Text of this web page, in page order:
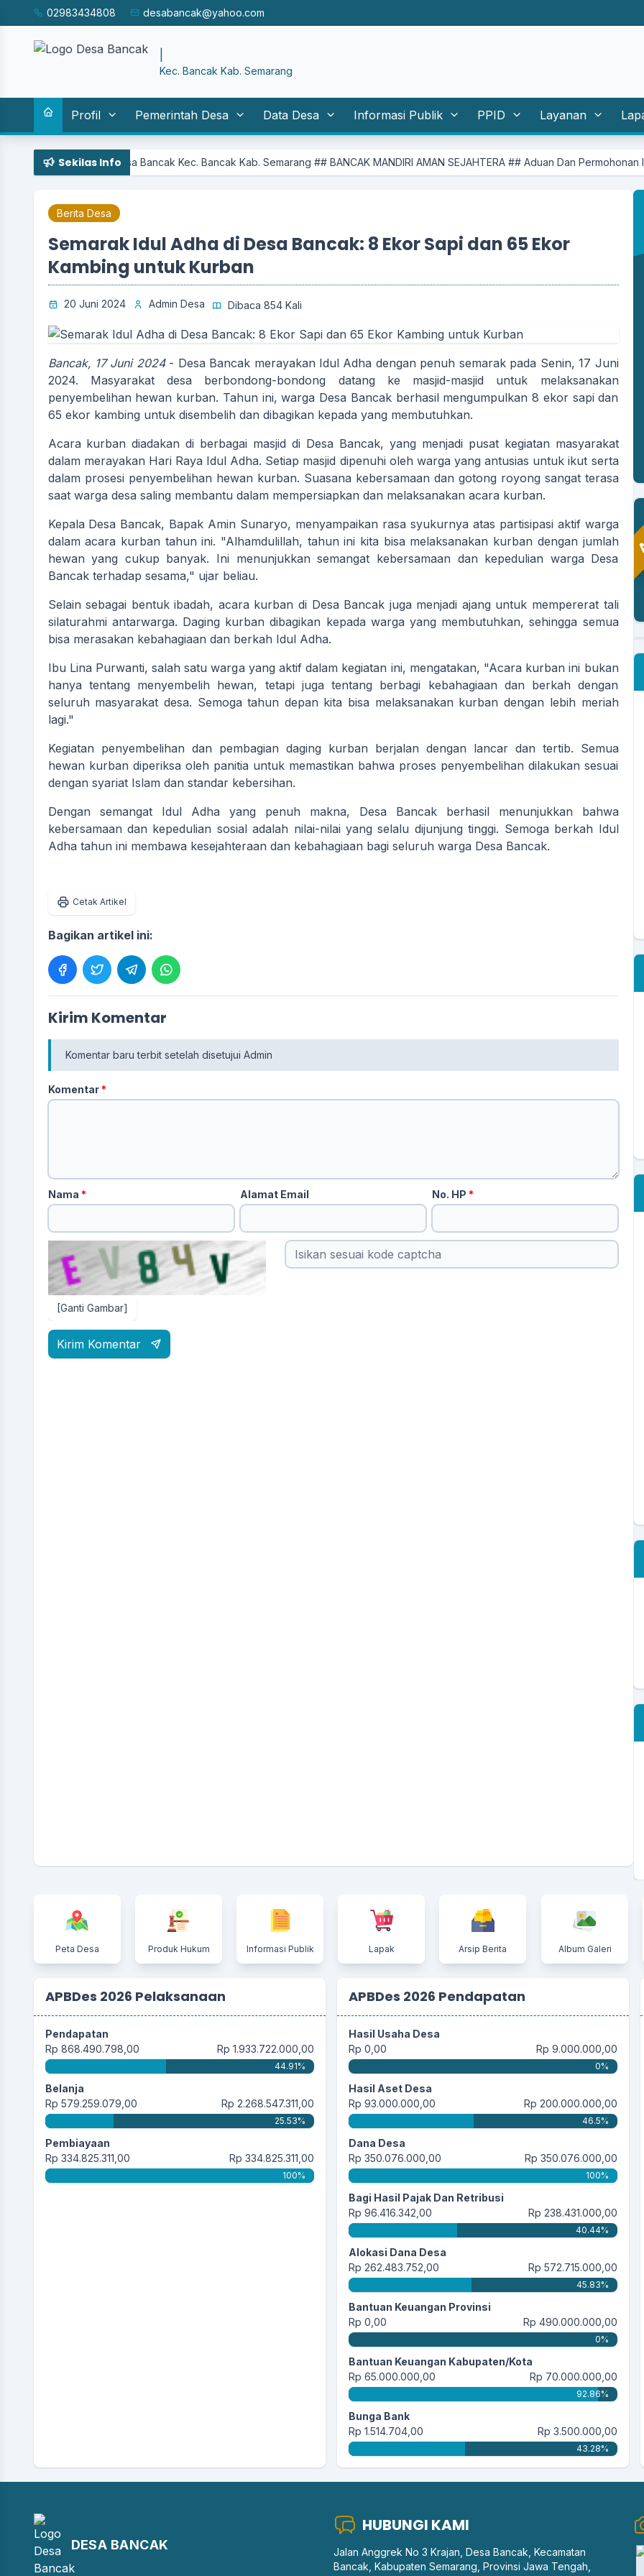
02983434808 desabancak@yahoo.com
Kec. Bancak Kab. Semarang
Profil Pemerintah Desa Data Desa Informasi Publik PPID Layanan
Sekilas Info
Desa Bancak Kec. Bancak Kab. Semarang ## BANCAK MANDIRI AMAN SEJAHTERA ## Aduan Dan Permohonan Informasi
Berita Desa
Semarak Idul Adha di Desa Bancak: 8 Ekor Sapi dan 65 Ekor
Kambing untuk Kurban
20 Juni 2024 Admin Desa Dibaca 854 Kali
Bancak, 17 Juni 2024- Desa Bancak merayakan Idul Adha dengan penuh semarak pada Senin, 17 Juni
2024. Masyarakat desa berbondong-bondong datang ke masjid-masjid untuk melaksanakan
penyembelihan hewan kurban. Tahun ini, warga Desa Bancak berhasil mengumpulkan 8 ekor sapi dan
65 ekor kambing untuk disembelih dan dibagikan kepada yang membutuhkan.
Acara kurban diadakan di berbagai masjid di Desa Bancak, yang menjadi pusat kegiatan masyarakat
dalam merayakan Hari Raya Idul Adha. Setiap masjid dipenuhi oleh warga yang antusias untuk ikut serta
dalam prosesi penyembelihan hewan kurban. Suasana kebersamaan dan gotong royong sangat terasa
saat warga desa saling membantu dalam mempersiapkan dan melaksanakan acara kurban.
Kepala Desa Bancak, Bapak Amin Sunaryo, menyampaikan rasa syukurnya atas partisipasi aktif warga
dalam acara kurban tahun ini. "Alhamdulillah, tahun ini kita bisa melaksanakan kurban dengan jumlah
hewan yang cukup banyak. Ini menunjukkan semangat kebersamaan dan kepedulian warga Desa
Bancak terhadap sesama," ujar beliau.
Selain sebagai bentuk ibadah, acara kurban di Desa Bancak juga menjadi ajang untuk mempererat tali
silaturahmi antarwarga. Daging kurban dibagikan kepada warga yang membutuhkan, sehingga semua
bisa merasakan kebahagiaan dan berkah Idul Adha.
Ibu Lina Purwanti, salah satu warga yang aktif dalam kegiatan ini, mengatakan, "Acara kurban ini bukan
hanya tentang menyembelih hewan, tetapi juga tentang berbagi kebahagiaan dan berkah dengan
seluruh masyarakat desa. Semoga tahun depan kita bisa melaksanakan kurban dengan lebih meriah
lagi."
Kegiatan penyembelihan dan pembagian daging kurban berjalan dengan lancar dan tertib. Semua
hewan kurban diperiksa oleh panitia untuk memastikan bahwa proses penyembelihan dilakukan sesuai
dengan syariat Islam dan standar kebersihan.
Dengan semangat Idul Adha yang penuh makna, Desa Bancak berhasil menunjukkan bahwa
kebersamaan dan kepedulian sosial adalah nilai-nilai yang selalu dijunjung tinggi. Semoga berkah Idul
Adha tahun ini membawa kesejahteraan dan kebahagiaan bagi seluruh warga Desa Bancak.
Cetak Artikel
Bagikan artikel ini:
Kirim Komentar
Komentar baru terbit setelah disetujui Admin
Komentar*
Nama * Alamat Email No. HP*
[Ganti Gambar]
Kirim Komentar
NUR ARIF SULISTYO S.PD
Sekretaris Desa
PASRIAH
Peta Desa Produk Hukum Informasi Publik Lapak Arsip Berita Album Galeri
APBDes 2026 Pelaksanaan
Pendapatan
Rp 868.490.798,00
Rp 1.933.722.000,00
44.91%
Belanja
Rp 579.259.079,00
Rp 2.268.547.311,00
25.53%
Pembiayaan
Rp 334.825.311,00
Rp 334.825.311,00
100%
APBDes 2026 Pendapatan
Hasil Usaha Desa
Rp 0,00
Rp 9.000.000,00
0%
Hasil Aset Desa
Rp 93.000.000,00
Rp 200.000.000,00
46.5%
Dana Desa
Rp 350.076.000,00
Rp 350.076.000,00
100%
Bagi Hasil Pajak Dan Retribusi
Rp 96.416.342,00
Rp 238.431.000,00
40.44%
Alokasi Dana Desa
Rp 262.483.752,00
Rp 572.715.000,00
45.83%
Bantuan Keuangan Provinsi
Rp 0,00
Rp 490.000.000,00
0%
Bantuan Keuangan Kabupaten/Kota
Rp 65.000.000,00
Rp 70.000.000,00
92.86%
Bunga Bank
Rp 1.514.704,00
Rp 3.500.000,00
43.28%
DESA BANCAK
HUBUNGI KAMI
Jalan Anggrek No 3 Krajan, Desa Bancak, Kecamatan
Bancak, Kabupaten Semarang, Provinsi Jawa Tengah,